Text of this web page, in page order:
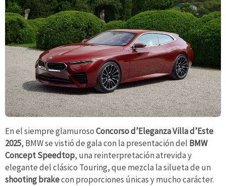
En el siempre glamurosoConcorso d’Eleganza Villa d’Este
2025, BMW se vistió de gala con la presentación del BMW
Concept Speedtop, una reinterpretación atrevida y
elegante del clásico Touring, que mezcla la silueta de un
shooting brakecon proporciones únicas y mucho carácter.